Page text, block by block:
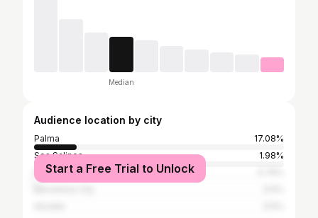
Median
Audience location by city
Palma
17.08%
Ses Salines
1.98%
Felanitx
Start a Free Trial to Unlock